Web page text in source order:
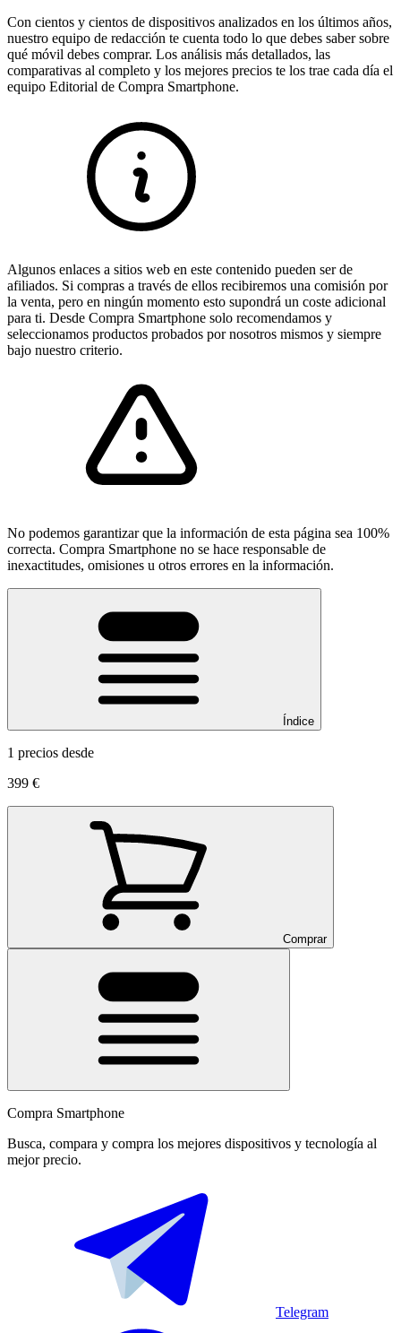
Con cientos y cientos de dispositivos analizados en los últimos años,
nuestro equipo de redacción te cuenta todo lo que debes saber sobre
qué móvil debes comprar. Los análisis más detallados, las
comparativas al completo y los mejores precios te los trae cada día el
equipo Editorial de Compra Smartphone.
Algunos enlaces a sitios web en este contenido pueden ser de
afiliados. Si compras a través de ellos recibiremos una comisión por
la venta, pero en ningún momento esto supondrá un coste adicional
para ti. Desde Compra Smartphone solo recomendamos y
seleccionamos productos probados por nosotros mismos y siempre
bajo nuestro criterio.
No podemos garantizar que la información de esta página sea 100%
correcta. Compra Smartphone no se hace responsable de
inexactitudes, omisiones u otros errores en la información.
Índice
1 precios desde
399 €
Comprar
Compra Smartphone
Busca, compara y compra los mejores dispositivos y tecnología al
mejor precio.
Telegram